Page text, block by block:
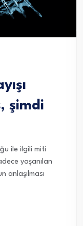
şimdi
ile ilgili miti
yaşanılan
anlaşılması